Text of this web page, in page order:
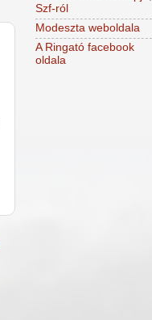
Szf-ról
Modeszta weboldala
A Ringató facebook
oldala